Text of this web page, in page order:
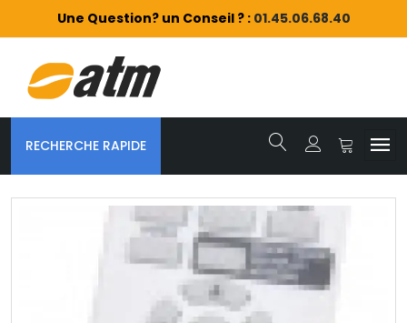
Une Question? un Conseil ? : 01.45.06.68.40
RECHERCHE RAPIDE